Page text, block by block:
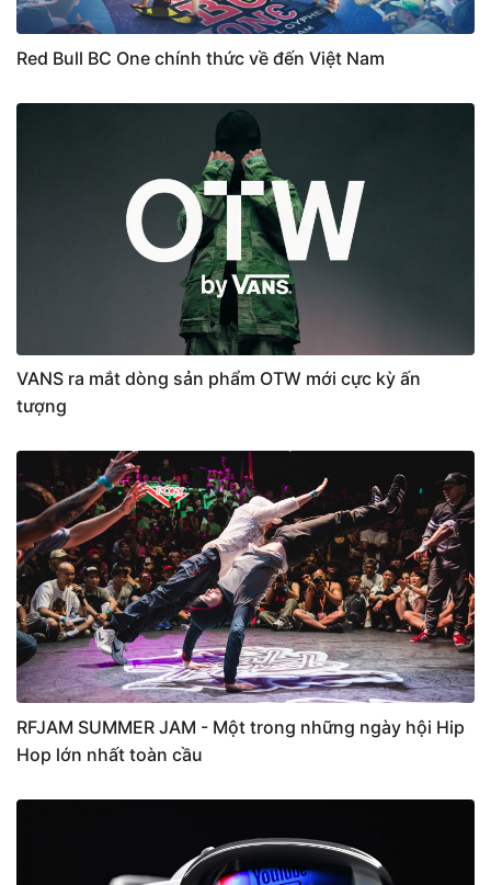
Red Bull BC One chính thức về đến Việt Nam
VANS ra mắt dòng sản phẩm OTW mới cực kỳ ấn
tượng
RFJAM SUMMER JAM - Một trong những ngày hội Hip
Hop lớn nhất toàn cầu